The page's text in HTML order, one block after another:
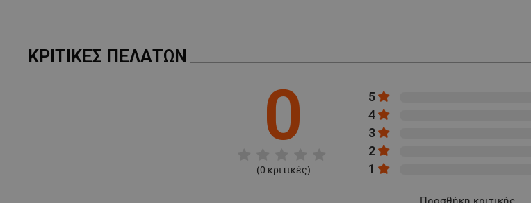
ΚΡΙΤΙΚΈΣ ΠΕΛΑΤΏΝ
0
(0 κριτικές)
5
4
3
2
1